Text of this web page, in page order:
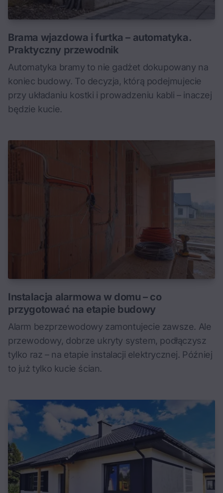
Brama wjazdowa i furtka – automatyka.
Praktyczny przewodnik
Automatyka bramy to nie gadżet dokupowany na
koniec budowy. To decyzja, którą podejmujecie
przy układaniu kostki i prowadzeniu kabli – inaczej
będzie kucie.
Instalacja alarmowa w domu – co
przygotować na etapie budowy
Alarm bezprzewodowy zamontujecie zawsze. Ale
przewodowy, dobrze ukryty system, podłączysz
tylko raz – na etapie instalacji elektrycznej. Później
to już tylko kucie ścian.